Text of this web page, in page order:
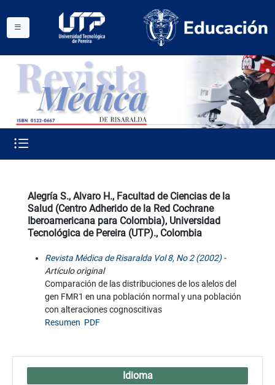
Alegría S., Alvaro H., Facultad de Ciencias de la
Salud (Centro Adherido de la Red Cochrane
Iberoamericana para Colombia), Universidad
Tecnológica de Pereira (UTP)., Colombia
Revista Médica de Risaralda Vol 8, No 2 (2002)-
Artículo original
Comparación de las distribuciones de los alelos del
gen FMR1 en una población normal y una población
con alteraciones cognoscitivas
Resumen PDF
Idioma